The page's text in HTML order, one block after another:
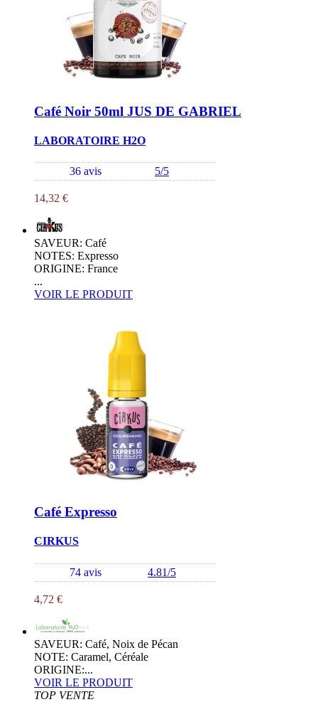
Café Noir 50ml JUS DE GABRIEL
LABORATOIRE H2O
36 avis 5/5
14,32 €
SAVEUR: Café
NOTES: Expresso
ORIGINE: France
...
VOIR LE PRODUIT
Café Expresso
CIRKUS
74 avis 4.81/5
4,72 €
SAVEUR: Café, Noix de Pécan
NOTE: Caramel, Céréale
ORIGINE:...
VOIR LE PRODUIT
TOP VENTE